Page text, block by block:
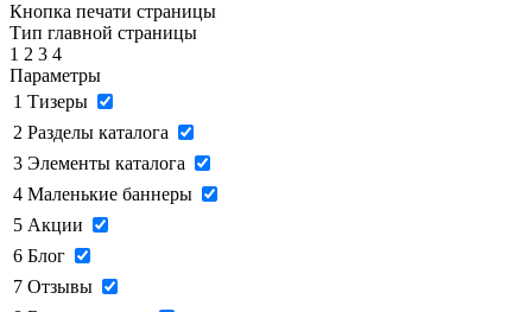
Кнопка печати страницы
Тип главной страницы
1 2 3 4
Параметры
1 Тизеры
2 Разделы каталога
3 Элементы каталога
4 Маленькие баннеры
5 Акции
6 Блог
7 Отзывы